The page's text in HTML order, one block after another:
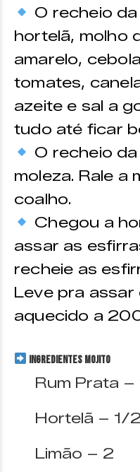
O recheio
hortelã, molho
amarelo,
tomates,
azeite e sal a
tudo até ficar
O recheio
moleza. Rale a
coalho.
Chegou a
assar as
recheie as
Leve pra
aquecido a
INGREDIENTES MOJITO
Rum Prata –
Hortelã – 1/
Limão – 2